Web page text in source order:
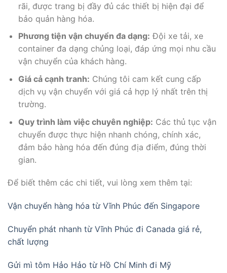
rãi, được trang bị đầy đủ các thiết bị hiện đại để
bảo quản hàng hóa.
Phương tiện vận chuyển đa dạng: Đội xe tải, xe
container đa dạng chủng loại, đáp ứng mọi nhu cầu
vận chuyển của khách hàng.
Giá cả cạnh tranh: Chúng tôi cam kết cung cấp
dịch vụ vận chuyển với giá cả hợp lý nhất trên thị
trường.
Quy trình làm việc chuyên nghiệp: Các thủ tục vận
chuyển được thực hiện nhanh chóng, chính xác,
đảm bảo hàng hóa đến đúng địa điểm, đúng thời
gian.
Để biết thêm các chi tiết, vui lòng xem thêm tại:
Vận chuyển hàng hóa từ Vĩnh Phúc đến Singapore
Chuyển phát nhanh từ Vĩnh Phúc đi Canada giá rẻ,
chất lượng
Gửi mì tôm Hảo Hảo từ Hồ Chí Minh đi Mỹ